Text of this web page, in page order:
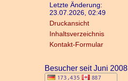
Letzte Änderung:
23.07.2026, 02:49
Druckansicht
Inhaltsverzeichnis
Kontakt-Formular
Besucher seit Juni 2008